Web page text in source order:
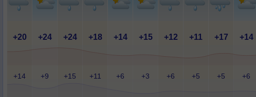
+20 +24 +24 +18 +14 +15 +12 +11 +17 +14
+14 +9 +15 +11 +6 +3 +6 +5 +5 +6